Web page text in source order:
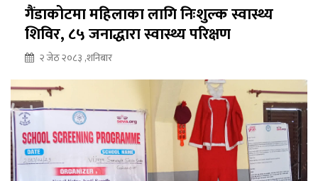
गैंडाकोटमा महिलाका लागि निःशुल्क स्वास्थ्य
शिविर, ८५ जनाद्धारा स्वास्थ्य परिक्षण
२ जेठ २०८३ ,शनिबार